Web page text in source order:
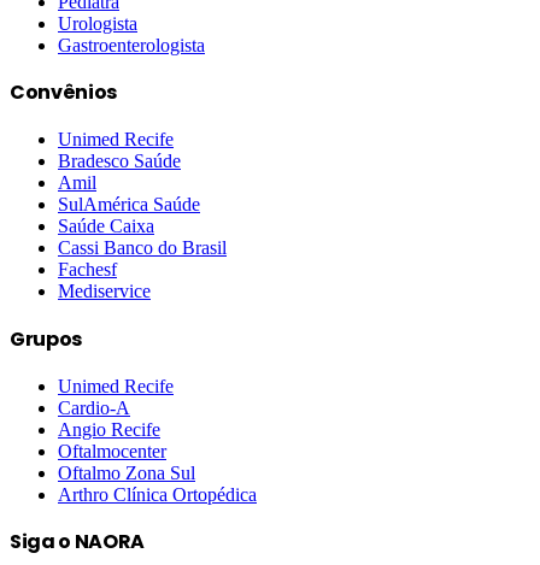
Urologista
Gastroenterologista
Convênios
Unimed Recife
Bradesco Saúde
Amil
SulAmérica Saúde
Saúde Caixa
Cassi Banco do Brasil
Fachesf
Mediservice
Grupos
Unimed Recife
Cardio-A
Angio Recife
Oftalmocenter
Oftalmo Zona Sul
Arthro Clínica Ortopédica
Siga o NAORA